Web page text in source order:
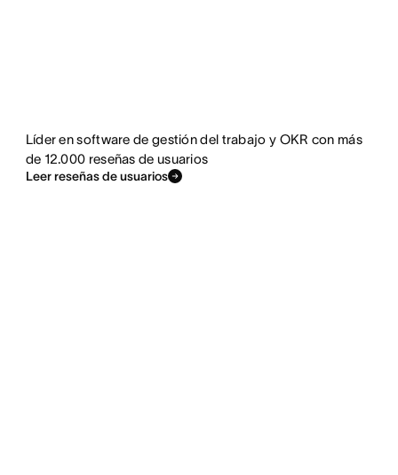
Líder en software de gestión del trabajo y OKR con más
de 12.000 reseñas de usuarios
Leer reseñas de usuarios